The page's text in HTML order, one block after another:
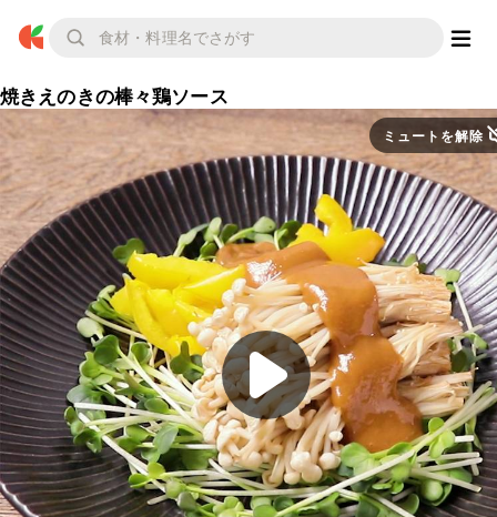
焼きえのきの棒々鶏ソース
ミュートを解除